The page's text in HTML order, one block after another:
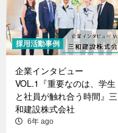
採用活動事例
企業インタビュー
VOL.1『重要なのは、学生
と社員が触れ合う時間』三
和建設株式会社
6年 ago